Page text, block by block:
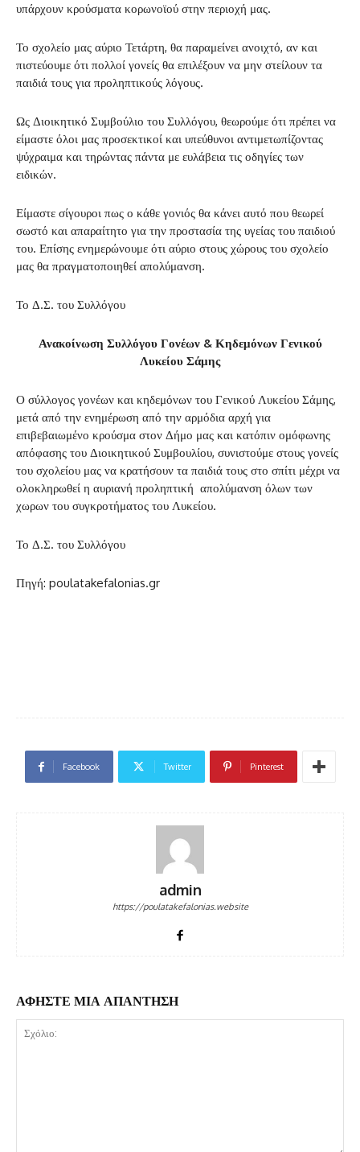
υπάρχουν κρούσματα κορωνοϊού στην περιοχή μας.
Το σχολείο μας αύριο Τετάρτη, θα παραμείνει ανοιχτό, αν και
πιστεύουμε ότι πολλοί γονείς θα επιλέξουν να μην στείλουν τα
παιδιά τους για προληπτικούς λόγους.
Ως Διοικητικό Συμβούλιο του Συλλόγου, θεωρούμε ότι πρέπει να
είμαστε όλοι μας προσεκτικοί και υπεύθυνοι αντιμετωπίζοντας
ψύχραιμα και τηρώντας πάντα με ευλάβεια τις οδηγίες των
ειδικών.
Είμαστε σίγουροι πως ο κάθε γονιός θα κάνει αυτό που θεωρεί
σωστό και απαραίτητο για την προστασία της υγείας του παιδιού
του. Επίσης ενημερώνουμε ότι αύριο στους χώρους του σχολείο
μας θα πραγματοποιηθεί απολύμανση.
Το Δ.Σ. του Συλλόγου
Ανακοίνωση Συλλόγου Γονέων & Κηδεμόνων Γενικού
Λυκείου Σάμης
Ο σύλλογος γονέων και κηδεμόνων του Γενικού Λυκείου Σάμης,
μετά από την ενημέρωση από την αρμόδια αρχή για
επιβεβαιωμένο κρούσμα στον Δήμο μας και κατόπιν ομόφωνης
απόφασης του Διοικητικού Συμβουλίου, συνιστούμε στους γονείς
του σχολείου μας να κρατήσουν τα παιδιά τους στο σπίτι μέχρι να
ολοκληρωθεί η αυριανή προληπτική απολύμανση όλων των
χωρων του συγκροτήματος του Λυκείου.
Το Δ.Σ. του Συλλόγου
Πηγή: poulatakefalonias.gr
Facebook Twitter Pinterest
admin
https://poulatakefalonias.website
ΑΦΗΣΤΕ ΜΙΑ ΑΠΑΝΤΗΣΗ